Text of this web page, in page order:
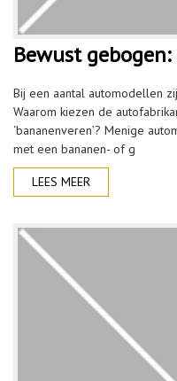
Bewust
Bij een aantal automodellen
Waarom kiezen de
‘bananenveren’? Menige
met een bananen- of g
LEES MEER